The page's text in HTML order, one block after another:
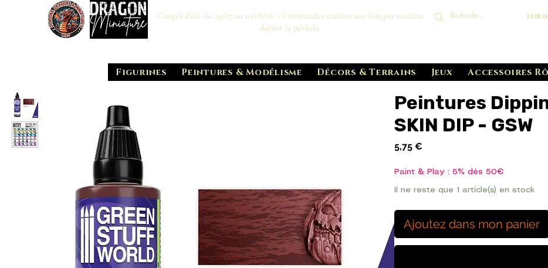
Congés d'été du 29/07 au 10/08/26 : Commandes traitées une fois par semaine
durant la période.
EUR
Figurines Peintures & Modélisme Décors & Terrains Jeux Accessoires
Peintures
SKIN DIP - GSW
5,75 €
Paint & Play : 5% dès 50€
Il ne reste que 1 article(s) en stock
Ajoutez dans mon panier